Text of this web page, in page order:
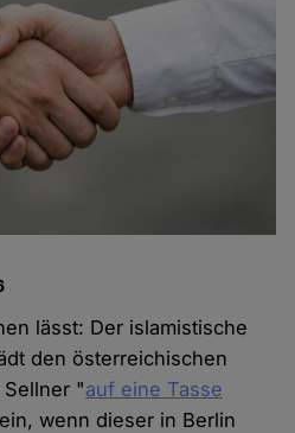
lässt: Der islamistische
den österreichischen
"auf eine Tasse
wenn dieser in Berlin